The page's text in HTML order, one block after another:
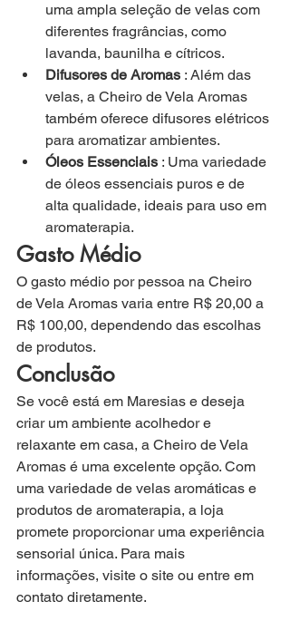
uma ampla seleção de velas com
diferentes fragrâncias, como
lavanda, baunilha e cítricos.
Difusores de Aromas : Além das
velas, a Cheiro de Vela Aromas
também oferece difusores elétricos
para aromatizar ambientes.
Óleos Essenciais : Uma variedade
de óleos essenciais puros e de
alta qualidade, ideais para uso em
aromaterapia.
Gasto Médio
O gasto médio por pessoa na Cheiro
de Vela Aromas varia entre R$ 20,00 a
R$ 100,00, dependendo das escolhas
de produtos.
Conclusão
Se você está em Maresias e deseja
criar um ambiente acolhedor e
relaxante em casa, a Cheiro de Vela
Aromas é uma excelente opção. Com
uma variedade de velas aromáticas e
produtos de aromaterapia, a loja
promete proporcionar uma experiência
sensorial única. Para mais
informações, visite o site ou entre em
contato diretamente.